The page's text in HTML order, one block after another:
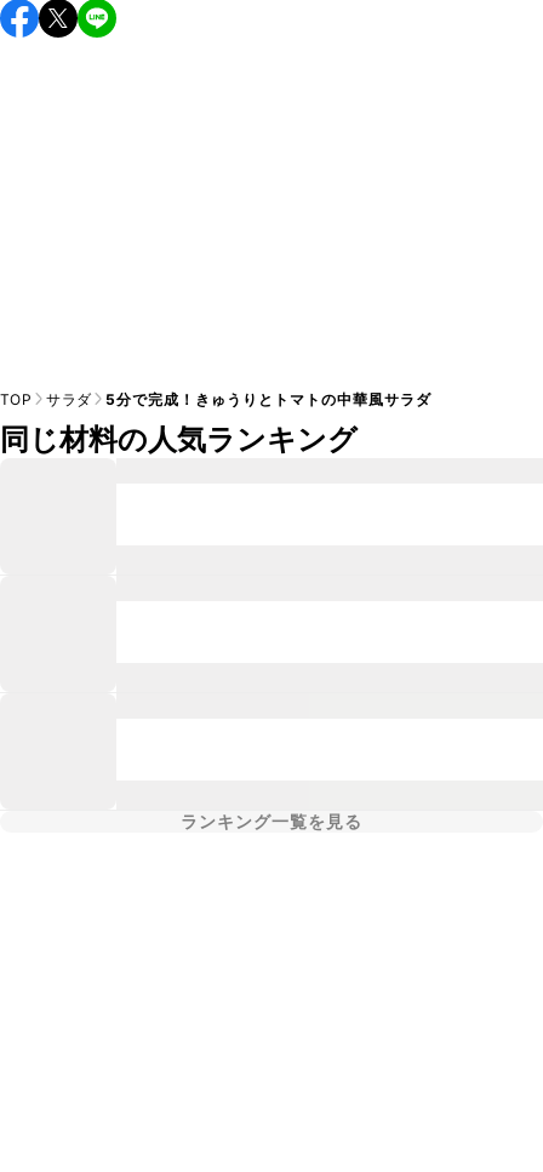
保存期間は冷蔵で当日中が目安です。なるべくお早めにお召
し上がりください。
TOP サラダ 5分で完成！きゅうりとトマトの中華風サラダ
同じ材料の人気ランキング
ランキング一覧を見る